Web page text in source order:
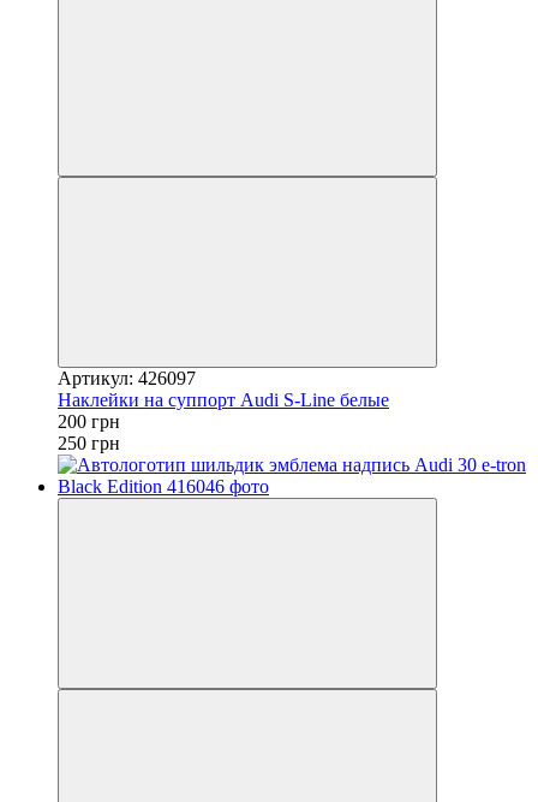
Артикул: 426097
Наклейки на суппорт Audi S-Line белые
200 грн
250 грн